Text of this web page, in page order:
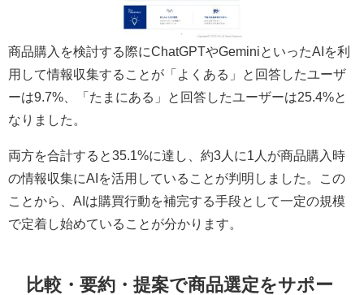
商品購入を検討する際にChatGPTやGeminiといったAIを利
用して情報収集することが「よくある」と回答したユーザ
ーは9.7%、「たまにある」と回答したユーザーは25.4%と
なりました。
両方を合計すると35.1%に達し、約3人に1人が商品購入時
の情報収集にAIを活用していることが判明しました。この
ことから、AIは購買行動を補完する手段として一定の規模
で定着し始めていることが分かります。
比較・要約・提案で商品選定をサポー